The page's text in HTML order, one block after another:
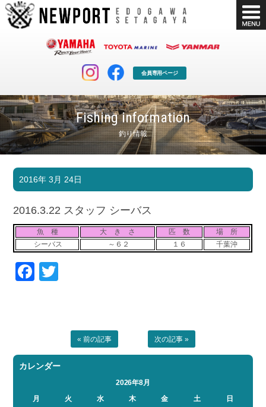
会員専用ページ
Fishing information
釣り情報
マリンクラブ
マリンライフを堪能したい！
ボート販売
ボート免許
長年の実績と信頼！
店舗情報
Shop Info.
公式ブログ
Blog
お問い合わせ
2016年 3月 24日
2016.3.22 スタッフ シーバス
魚 種 大 き さ 匹 数
場 所
シーバス
～６２ １６ 千葉沖
Facebook
« 前の記事 次の記事 »
カレンダー
2026年8月
月
火 水 木 金 土
日